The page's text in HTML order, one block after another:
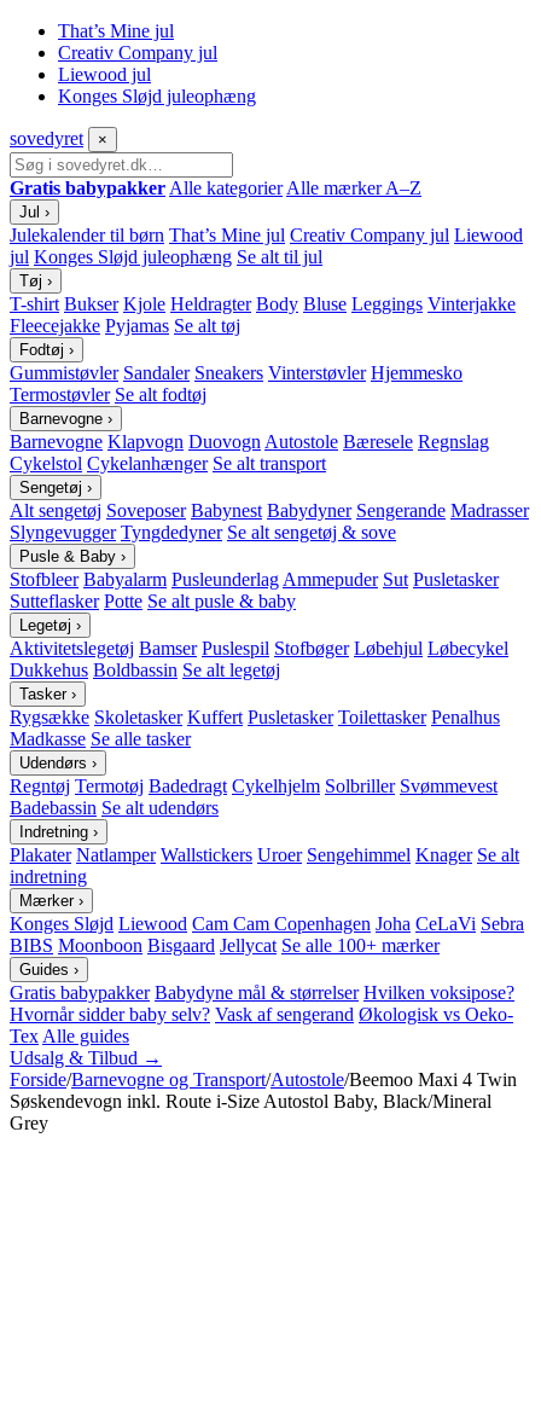
That’s Mine jul
Creativ Company jul
Liewood jul
Konges Sløjd juleophæng
sovedyret ×
Gratis babypakker Alle kategorier Alle mærker A–Z
Jul ›
Julekalender til børn That’s Mine jul Creativ Company jul Liewood
jul Konges Sløjd juleophæng Se alt til jul
Tøj ›
T-shirt Bukser Kjole Heldragter Body Bluse Leggings Vinterjakke
Fleecejakke Pyjamas Se alt tøj
Fodtøj ›
Gummistøvler Sandaler Sneakers Vinterstøvler Hjemmesko
Termostøvler Se alt fodtøj
Barnevogne ›
Barnevogne Klapvogn Duovogn Autostole Bæresele Regnslag
Cykelstol Cykelanhænger Se alt transport
Sengetøj ›
Alt sengetøj Soveposer Babynest Babydyner Sengerande Madrasser
Slyngevugger Tyngdedyner Se alt sengetøj & sove
Pusle & Baby ›
Stofbleer Babyalarm Pusleunderlag Ammepuder Sut Pusletasker
Sutteflasker Potte Se alt pusle & baby
Legetøj ›
Aktivitetslegetøj Bamser Puslespil Stofbøger Løbehjul Løbecykel
Dukkehus Boldbassin Se alt legetøj
Tasker ›
Rygsække Skoletasker Kuffert Pusletasker Toilettasker Penalhus
Madkasse Se alle tasker
Udendørs ›
Regntøj Termotøj Badedragt Cykelhjelm Solbriller Svømmevest
Badebassin Se alt udendørs
Indretning ›
Plakater Natlamper Wallstickers Uroer Sengehimmel Knager Se alt
indretning
Mærker ›
Konges Sløjd Liewood Cam Cam Copenhagen Joha CeLaVi Sebra
BIBS Moonboon Bisgaard Jellycat Se alle 100+ mærker
Guides ›
Gratis babypakker Babydyne mål & størrelser Hvilken voksipose?
Hvornår sidder baby selv? Vask af sengerand Økologisk vs Oeko-
Tex Alle guides
Udsalg & Tilbud →
Forside/Barnevogne og Transport/Autostole/Beemoo Maxi 4 Twin
Søskendevogn inkl. Route i-Size Autostol Baby, Black/Mineral
Grey